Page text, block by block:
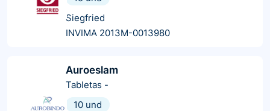
Siegfried
INVIMA 2013M-0013980
Auroeslam
Tabletas -
10 und